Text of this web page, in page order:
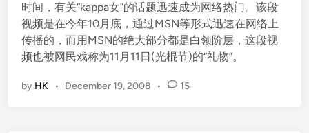
时间，有关“kappa女”的话题迅速成为网络热门。该段
视频是在今年10月底，通过MSN等形式迅速在网络上
传播的，而用MSN的绝大部分都是白领阶层，这段视
频也被网民戏称为11月11日(光棍节)的“礼物”。
by HK • December 19, 2008 • 15